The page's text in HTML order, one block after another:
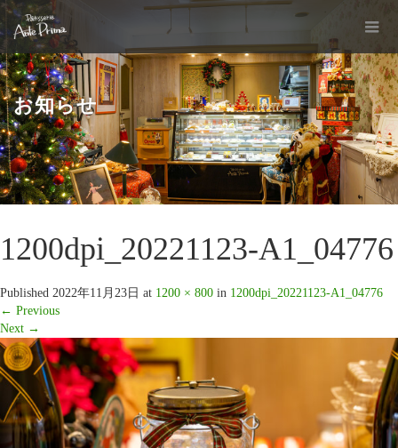
お知らせ
1200dpi_20221123-A1_04776
Published 2022年11月23日 at 1200 × 800 in 1200dpi_20221123-A1_04776
← Previous
Next →